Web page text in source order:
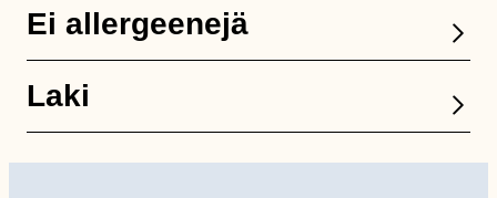
Ei allergeenejä
Laki